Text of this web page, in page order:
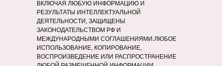
ВКЛЮЧАЯ ЛЮБУЮ ИНФОРМАЦИЮ И
РЕЗУЛЬТАТЫ ИНТЕЛЛЕКТУАЛЬНОЙ
ДЕЯТЕЛЬНОСТИ, ЗАЩИЩЕНЫ
ЗАКОНОДАТЕЛЬСТВОМ РФ И
МЕЖДУНАРОДНЫМИ СОГЛАШЕНИЯМИ.ЛЮБОЕ
ИСПОЛЬЗОВАНИЕ, КОПИРОВАНИЕ,
ВОСПРОИЗВЕДЕНИЕ ИЛИ РАСПРОСТРАНЕНИЕ